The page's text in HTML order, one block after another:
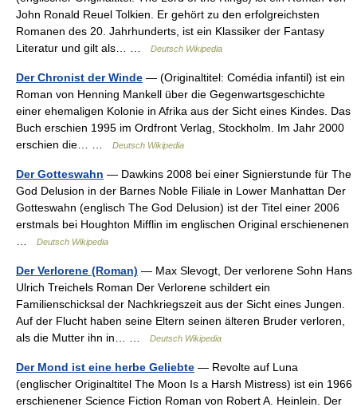
John Ronald Reuel Tolkien. Er gehört zu den erfolgreichsten
Romanen des 20. Jahrhunderts, ist ein Klassiker der Fantasy
Literatur und gilt als… …
Deutsch Wikipedia
Der Chronist der Winde — (Originaltitel: Comédia infantil) ist ein
Roman von Henning Mankell über die Gegenwartsgeschichte
einer ehemaligen Kolonie in Afrika aus der Sicht eines Kindes. Das
Buch erschien 1995 im Ordfront Verlag, Stockholm. Im Jahr 2000
erschien die… …
Deutsch Wikipedia
Der Gotteswahn — Dawkins 2008 bei einer Signierstunde für The
God Delusion in der Barnes Noble Filiale in Lower Manhattan Der
Gotteswahn (englisch The God Delusion) ist der Titel einer 2006
erstmals bei Houghton Mifflin im englischen Original erschienenen
Deutsch Wikipedia
Der Verlorene (Roman) — Max Slevogt, Der verlorene Sohn Hans
Ulrich Treichels Roman Der Verlorene schildert ein
Familienschicksal der Nachkriegszeit aus der Sicht eines Jungen.
Auf der Flucht haben seine Eltern seinen älteren Bruder verloren,
als die Mutter ihn in… …
Deutsch Wikipedia
Der Mond ist eine herbe Geliebte — Revolte auf Luna
(englischer Originaltitel The Moon Is a Harsh Mistress) ist ein 1966
erschienener Science Fiction Roman von Robert A. Heinlein. Der